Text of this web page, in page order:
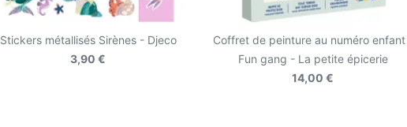
Stickers métallisés Sirènes - Djeco
3,90 €
Coffret de peinture au numéro enfant |
Fun gang - La petite épicerie
14,00 €